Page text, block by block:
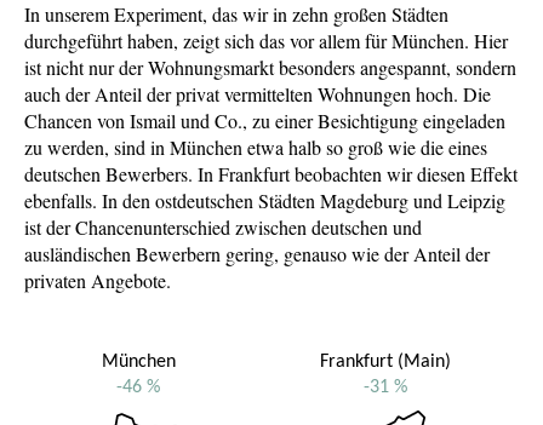
In unserem Experiment, das wir in zehn großen Städten
durchgeführt haben, zeigt sich das vor allem für München. Hier
ist nicht nur der Wohnungsmarkt besonders angespannt, sondern
auch der Anteil der privat vermittelten Wohnungen hoch. Die
Chancen von Ismail und Co., zu einer Besichtigung eingeladen
zu werden, sind in München etwa halb so groß wie die eines
deutschen Bewerbers. In Frankfurt beobachten wir diesen Effekt
ebenfalls. In den ostdeutschen Städten Magdeburg und Leipzig
ist der Chancenunterschied zwischen deutschen und
ausländischen Bewerbern gering, genauso wie der Anteil der
privaten Angebote.
München
-46 %
Frankfurt (Main)
-31 %